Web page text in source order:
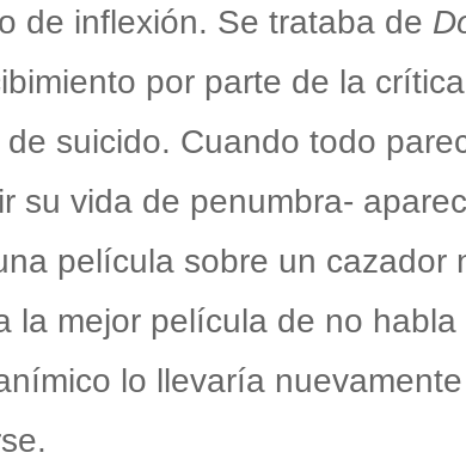
de inflexión. Se trataba de
por parte de la
suicido. Cuando todo
su vida de penumbra-
película sobre un
la mejor película de no
lo llevaría